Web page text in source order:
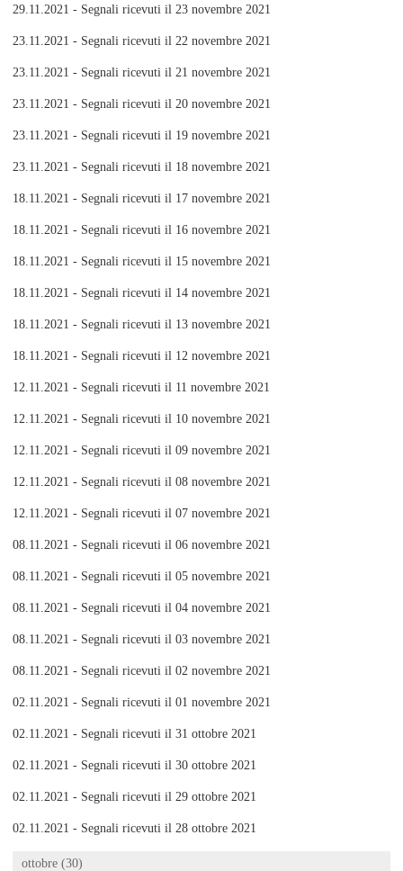
29.11.2021 - Segnali ricevuti il 23 novembre 2021
23.11.2021 - Segnali ricevuti il 22 novembre 2021
23.11.2021 - Segnali ricevuti il 21 novembre 2021
23.11.2021 - Segnali ricevuti il 20 novembre 2021
23.11.2021 - Segnali ricevuti il 19 novembre 2021
23.11.2021 - Segnali ricevuti il 18 novembre 2021
18.11.2021 - Segnali ricevuti il 17 novembre 2021
18.11.2021 - Segnali ricevuti il 16 novembre 2021
18.11.2021 - Segnali ricevuti il 15 novembre 2021
18.11.2021 - Segnali ricevuti il 14 novembre 2021
18.11.2021 - Segnali ricevuti il 13 novembre 2021
18.11.2021 - Segnali ricevuti il 12 novembre 2021
12.11.2021 - Segnali ricevuti il 11 novembre 2021
12.11.2021 - Segnali ricevuti il 10 novembre 2021
12.11.2021 - Segnali ricevuti il 09 novembre 2021
12.11.2021 - Segnali ricevuti il 08 novembre 2021
12.11.2021 - Segnali ricevuti il 07 novembre 2021
08.11.2021 - Segnali ricevuti il 06 novembre 2021
08.11.2021 - Segnali ricevuti il 05 novembre 2021
08.11.2021 - Segnali ricevuti il 04 novembre 2021
08.11.2021 - Segnali ricevuti il 03 novembre 2021
08.11.2021 - Segnali ricevuti il 02 novembre 2021
02.11.2021 - Segnali ricevuti il 01 novembre 2021
02.11.2021 - Segnali ricevuti il 31 ottobre 2021
02.11.2021 - Segnali ricevuti il 30 ottobre 2021
02.11.2021 - Segnali ricevuti il 29 ottobre 2021
02.11.2021 - Segnali ricevuti il 28 ottobre 2021
ottobre (30)